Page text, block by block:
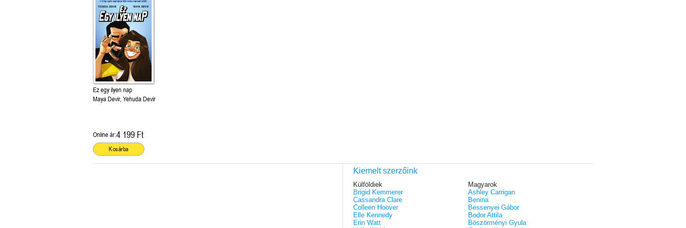
Ez egy ilyen nap
Maya Devir, Yehuda Devir
Online ár:4 199 Ft
Kosárba
Kiemelt szerzőink
Külföldiek
Brigid Kemmerer
Cassandra Clare
Colleen Hoover
Elle Kennedy
Erin Watt
Magyarok
Ashley Carrigan
Benina
Bessenyei Gábor
Bodor Attila
Böszörményi Gyula